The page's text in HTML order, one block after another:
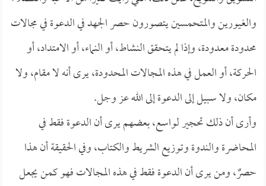
والغيورين والمتحمسين يتصورون حصر الجهد في الدعوة في مجالات
محدودة معدودة، وإذا لم يتحقق النشاط، أو النماء، أو الامتداد، أو
الحركة، أو العمل في هذه المجالات المحدودة، يرى أنه لا مقام، ولا
مكان، ولا سبيل إلى الدعوة إلى الله عز وجل.
وأرى أن ذلك تحجير لواسع، بعضهم يرى أن الدعوة فقط في
المحاضرة والندوة وتوزيع الشريط والكتاب، وفي الحقيقة أن هذا
حصرٌ، ومن يرى أن الدعوة فقط في هذه المجالات فهو كمن يجعل